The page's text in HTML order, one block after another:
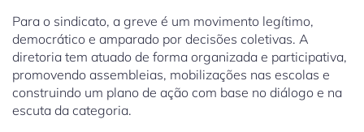
Para o sindicato, a greve é um movimento legítimo,
democrático e amparado por decisões coletivas. A
diretoria tem atuado de forma organizada e participativa,
promovendo assembleias, mobilizações nas escolas e
construindo um plano de ação com base no diálogo e na
escuta da categoria.